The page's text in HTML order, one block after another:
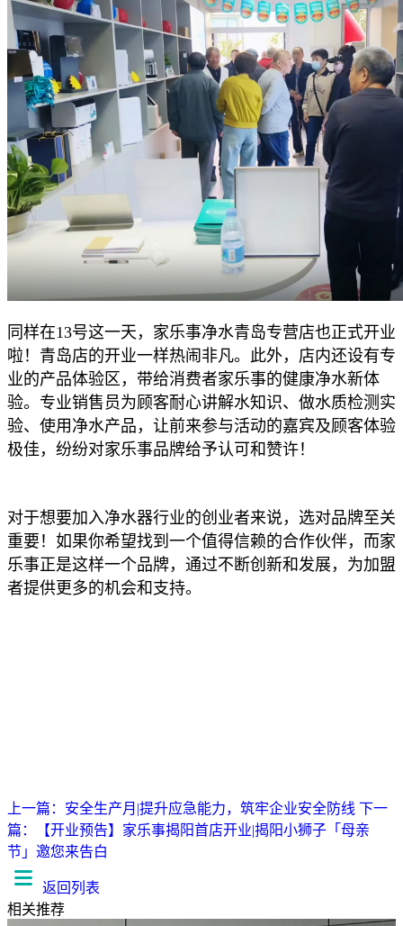
同样在13号这一天，家乐事净水青岛专营店也正式开业
啦！青岛店的开业一样热闹非凡。此外，店内还设有专
业的产品体验区，带给消费者家乐事的健康净水新体
验。专业销售员为顾客耐心讲解水知识、做水质检测实
验、使用净水产品，让前来参与活动的嘉宾及顾客体验
极佳，纷纷对家乐事品牌给予认可和赞许！
对于想要加入净水器行业的创业者来说，选对品牌至关
重要！如果你希望找到一个值得信赖的合作伙伴，而家
乐事正是这样一个品牌，通过不断创新和发展，为加盟
者提供更多的机会和支持。
上一篇：安全生产月|提升应急能力，筑牢企业安全防线 下一
篇：【开业预告】家乐事揭阳首店开业|揭阳小狮子「母亲
节」邀您来告白
返回列表
相关推荐